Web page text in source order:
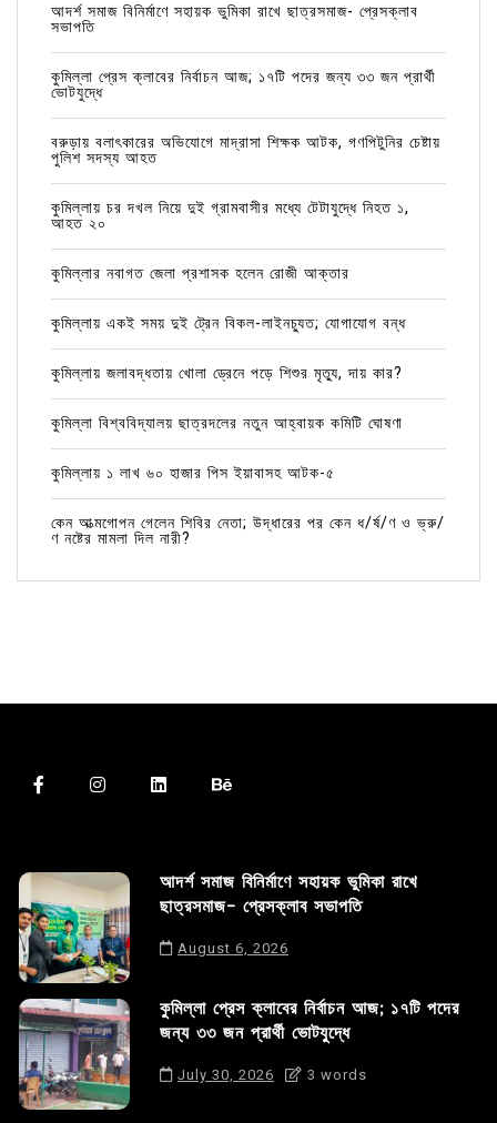
আদর্শ সমাজ বিনির্মাণে সহায়ক ভুমিকা রাখে ছাত্রসমাজ- প্রেসক্লাব
সভাপতি
কুমিল্লা প্রেস ক্লাবের নির্বাচন আজ; ১৭টি পদের জন্য ৩৩ জন প্রার্থী
ভোটযুদ্ধে
বরুড়ায় বলাৎকারের অভিযোগে মাদ্রাসা শিক্ষক আটক, গণপিটুনির চেষ্টায়
পুলিশ সদস্য আহত
কুমিল্লায় চর দখল নিয়ে দুই গ্রামবাসীর মধ্যে টেটাযুদ্ধে নিহত ১,
আহত ২০
কুমিল্লার নবাগত জেলা প্রশাসক হলেন রোজী আক্তার
কুমিল্লায় একই সময় দুই ট্রেন বিকল-লাইনচ্যুত; যোগাযোগ বন্ধ
কুমিল্লায় জলাবদ্ধতায় খোলা ড্রেনে পড়ে শিশুর মৃত্যু, দায় কার?
কুমিল্লা বিশ্ববিদ্যালয় ছাত্রদলের নতুন আহ্বায়ক কমিটি ঘোষণা
কুমিল্লায় ১ লাখ ৬০ হাজার পিস ইয়াবাসহ আটক-৫
কেন আত্মগোপন গেলেন শিবির নেতা; উদ্ধারের পর কেন ধ/র্ষ/ণ ও ভ্রু/
ণ নষ্টের মামলা দিল নারী?
আদর্শ সমাজ বিনির্মাণে সহায়ক ভুমিকা রাখে
ছাত্রসমাজ- প্রেসক্লাব সভাপতি
August 6, 2026
কুমিল্লা প্রেস ক্লাবের নির্বাচন আজ; ১৭টি পদের
জন্য ৩৩ জন প্রার্থী ভোটযুদ্ধে
July 30, 2026 3 words